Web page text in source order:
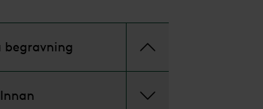
begravning
Innan